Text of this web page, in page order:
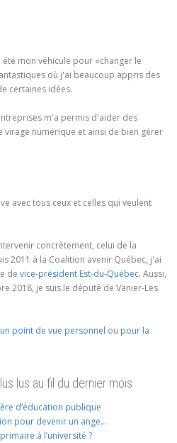
mon véhicule pour «changer le
où j'ai beaucoup appris des
certaines idées.
m'a permis d'aider des
numérique et ainsi de bien gérer
avec tous ceux et celles qui veulent
concrètement, celui de la
2011 à la Coalition avenir Québec, j'ai
de vice-président Est-du-Québec. Aussi,
2018, je suis le député de Vanier-Les
point de vue personnel ou pour la
lus au fil du dernier mois
d’éducation publique
pour devenir un ange…
à l’université ?